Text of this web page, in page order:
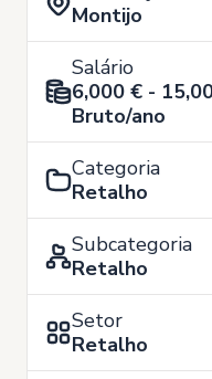
Montijo
Salário
6,000 € -
Bruto/ano
Categoria
Retalho
Subcategoria
Retalho
Setor
Retalho